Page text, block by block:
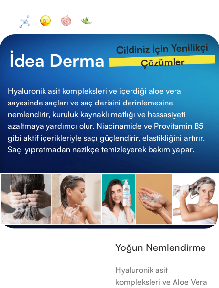
İdea Derma
Cildiniz İçin Yenilikçi
Çözümler
Hyaluronik asit kompleksleri ve içerdiği aloe vera
sayesinde saçları ve saç derisini derinlemesine
nemlendirir, kuruluk kaynaklı matlığı ve hassasiyeti
azaltmaya yardımcı olur. Niacinamide ve Provitamin B5
gibi aktif içerikleriyle saçı güçlendirir, elastikliğini artırır.
Saçı yıpratmadan nazikçe temizleyerek bakım yapar.
Yoğun Nemlendirme
Hyaluronik asit
kompleksleri ve Aloe Vera